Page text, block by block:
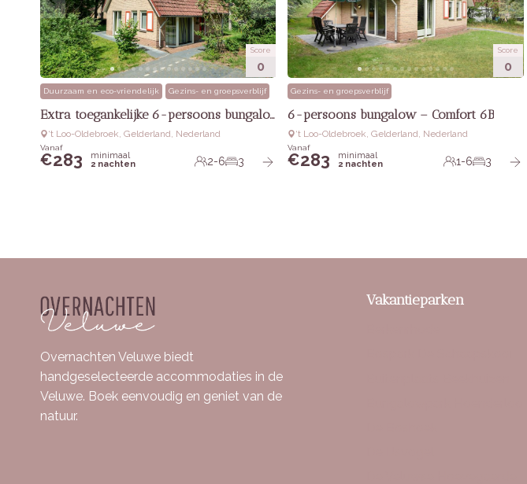
Score
0
Duurzaam en eco-vriendelijk Gezins- en groepsverblijf
Extra toegankelijke 6-persoons bungalow
‘t Loo-Oldebroek, Gelderland, Nederland
Vanaf
€283
minimaal
2 nachten
2-6 3
Score
0
Gezins- en groepsverblijf
6-persoons bungalow – Comfort 6B
‘t Loo-Oldebroek, Gelderland, Nederland
Vanaf
€283
minimaal
2 nachten
1-6 3
Overnachten Veluwe biedt
handgeselecteerde accommodaties in de
Veluwe. Boek eenvoudig en geniet van de
natuur.
Vakantieparken